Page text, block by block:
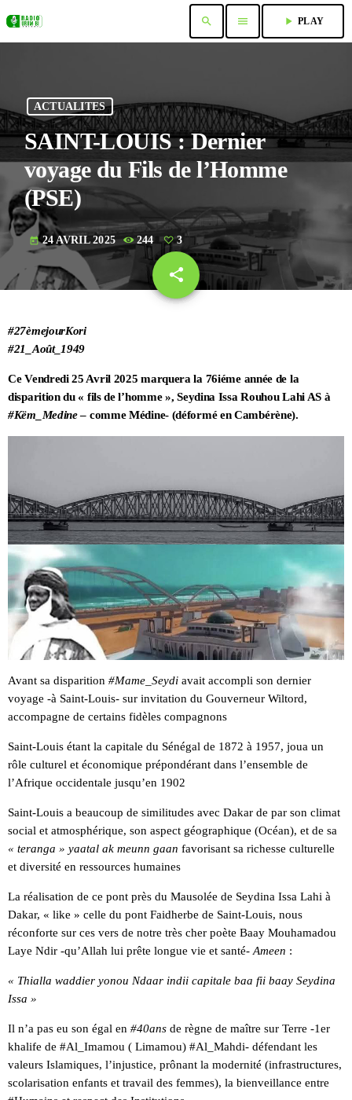
search menu play_arrow PLAY
ACTUALITES
SAINT-LOUIS : Dernier
voyage du Fils de l’Homme
(PSE)
today 24 AVRIL 2025 244 3
share
email
#27èmejourKori
#21_Août_1949
Ce Vendredi 25 Avril 2025 marquera la 76iéme année de la
disparition du « fils de l’homme », Seydina Issa Rouhou Lahi AS à
#Këm_Medine– comme Médine- (déformé en Cambérène).
Avant sa disparition #Mame_Seydi avait accompli son dernier
voyage -à Saint-Louis- sur invitation du Gouverneur Wiltord,
accompagne de certains fidèles compagnons
Saint-Louis étant la capitale du Sénégal de 1872 à 1957, joua un
rôle culturel et économique prépondérant dans l’ensemble de
l’Afrique occidentale jusqu’en 1902
Saint-Louis a beaucoup de similitudes avec Dakar de par son climat
social et atmosphérique, son aspect géographique (Océan), et de sa
« teranga » yaatal ak meunn gaan favorisant sa richesse culturelle
et diversité en ressources humaines
La réalisation de ce pont près du Mausolée de Seydina Issa Lahi à
Dakar, « like » celle du pont Faidherbe de Saint-Louis, nous
réconforte sur ces vers de notre très cher poète Baay Mouhamadou
Laye Ndir -qu’Allah lui prête longue vie et santé-Ameen :
« Thialla waddier yonou Ndaar indii capitale baa fii baay Seydina
Issa »
Il n’a pas eu son égal en #40ans de règne de maître sur Terre -1er
khalife de #Al_Imamou ( Limamou) #Al_Mahdi- défendant les
valeurs Islamiques, l’injustice, prônant la modernité (infrastructures,
scolarisation enfants et travail des femmes), la bienveillance entre